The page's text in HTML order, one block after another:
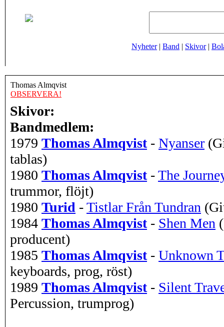
Nyheter| Band | Skivor|
Thomas Almqvist
OBSERVERA!
Skivor:
Bandmedlem:
1979 Thomas Almqvist- Nyanser
tablas)
1980 Thomas Almqvist-The
trummor, flöjt)
1980 Turid -Tistlar Från Tundran
1984 Thomas Almqvist- Shen Men
producent)
1985 Thomas Almqvist- Unknown
keyboards, prog, röst)
1989 Thomas Almqvist- Silent
Percussion, trumprog)